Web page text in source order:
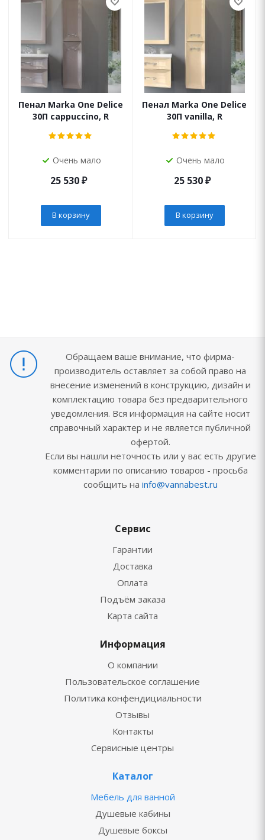
Пенал Marka One Delice
30П cappuccino, R
Очень мало
25 530₽
В корзину
Пенал Marka One Delice
30П vanilla, R
Очень мало
25 530₽
В корзину
Обращаем ваше внимание, что фирма-
производитель оставляет за собой право на
внесение изменений в конструкцию, дизайн и
комплектацию товара без предварительного
уведомления. Вся информация на сайте носит
справочный характер и не является публичной
офертой.
Если вы нашли неточность или у вас есть другие
комментарии по описанию товаров - просьба
сообщить на info@vannabest.ru
Сервис
Гарантии
Доставка
Оплата
Подъём заказа
Карта сайта
Информация
О компании
Пользовательское соглашение
Политика конфендициальности
Отзывы
Контакты
Сервисные центры
Каталог
Мебель для ванной
Душевые кабины
Душевые боксы